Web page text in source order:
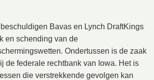
beschuldigen Bavas en Lynch DraftKings
en schending van de
Ondertussen is de zaak
de federale rechtbank van Iowa. Het is
die verstrekkende gevolgen kan